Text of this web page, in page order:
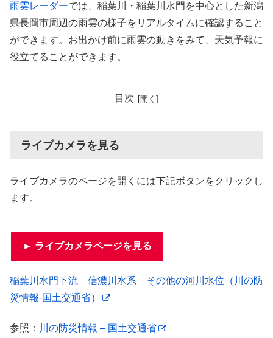
雨雲レーダーでは、稲葉川・稲葉川水門を中心とした新潟
県長岡市周辺の雨雲の様子をリアルタイムに確認すること
ができます。お出かけ前に雨雲の動きをみて、天気予報に
役立てることができます。
目次
ライブカメラを見る
ライブカメラのページを開くには下記ボタンをクリックし
ます。
► ライブカメラページを見る
稲葉川水門下流 信濃川水系 その他の河川水位（川の防
災情報-国土交通省）
参照： 川の防災情報 – 国土交通省